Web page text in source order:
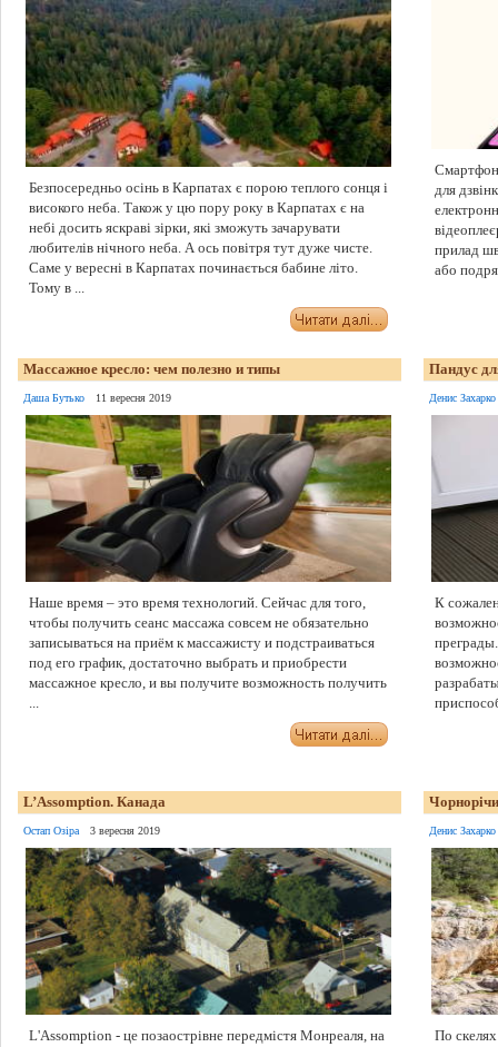
Безпосередньо осінь в Карпатах є порою теплого сонця і
високого неба. Також у цю пору року в Карпатах є на
небі досить яскраві зірки, які зможуть зачарувати
любителів нічного неба. А ось повітря тут дуже чисте.
Саме у вересні в Карпатах починається бабине літо.
Тому в ...
для
прилад
або
Массажное кресло: чем полезно и типы
Даша Бутько 11 вересня 2019
Наше время – это время технологий. Сейчас для того,
чтобы получить сеанс массажа совсем не обязательно
записываться на приём к массажисту и подстраиваться
под его график, достаточно выбрать и приобрести
массажное кресло, и вы получите возможность получить
...
Пандус
Денис Захарко
К
L’Assomption. Канада
Остап Озіра 3 вересня 2019
L'Assomption - це позаострівне передмістя Монреаля, на
Денис Захарко
По